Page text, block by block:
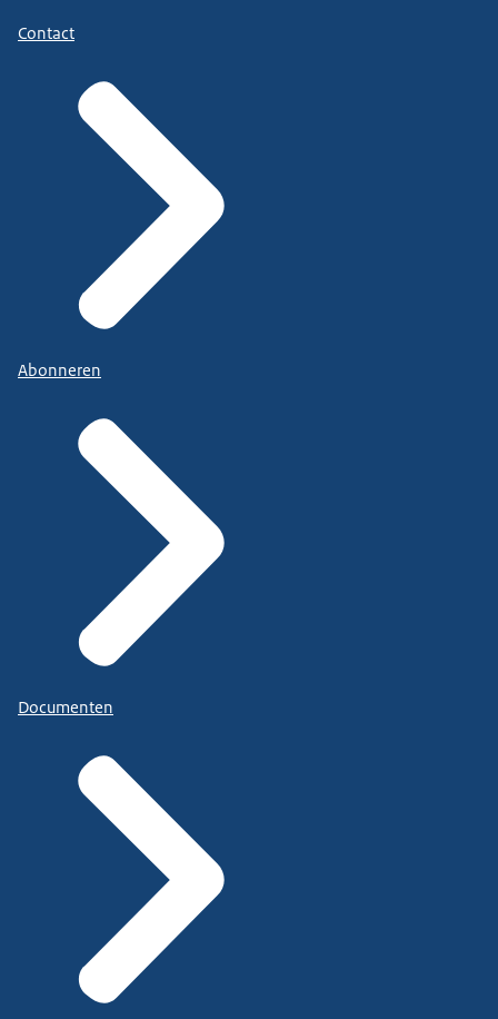
Contact
Abonneren
Documenten